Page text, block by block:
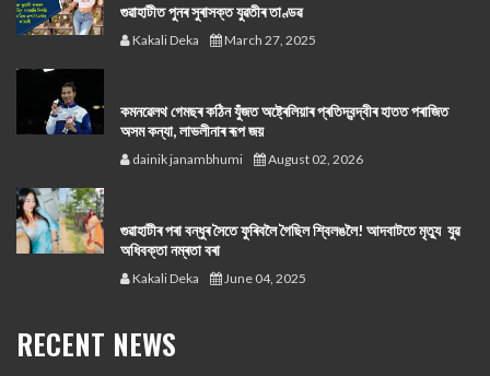
গুৱাহাটীত পুনৰ সুৰাসক্ত যুৱতীৰ তাণ্ডৱ
Kakali Deka March 27, 2025
কমনৱেলথ গেমছৰ কঠিন যুঁজত অষ্ট্ৰেলিয়াৰ প্ৰতিদ্বন্দ্বীৰ হাতত পৰাজিত
অসম কন্যা, লাভলীনাৰ ৰূপ জয়
dainik janambhumi August 02, 2026
গুৱাহাটীৰ পৰা বন্ধুৰ সৈতে ফুৰিবলৈ গৈছিল শ্বিলঙলৈ! আদবাটতে মৃত্যু যুৱ
অধিবক্তা নম্ৰতা বৰা
Kakali Deka June 04, 2025
RECENT NEWS